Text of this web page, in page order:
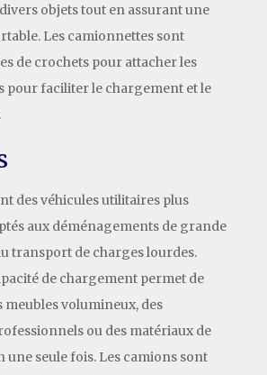
objets tout en assurant une
Les camionnettes sont
de crochets pour attacher les
pour faciliter le chargement et le
des véhicules utilitaires plus
aux déménagements de grande
transport de charges lourdes.
de chargement permet de
volumineux, des
ou des matériaux de
seule fois. Les camions sont